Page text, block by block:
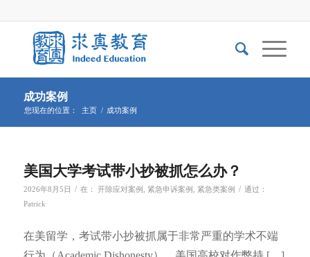
成功案例
您现在的位置： 主页 / 成功案例
美国大学考试带小抄被抓怎么办？
2026年8月5日 / 在： 开除应对案例 紧急申诉案例 紧急类案例 / 通过：
Patrick
在美留学，考试带小抄被抓属于非常严重的学术不端